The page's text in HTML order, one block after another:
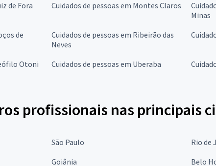
de Fora Cuidados de pessoas em Montes Claros
Minas
de
Cuidados de pessoas em Ribeirão das
Neves
Otoni Cuidados de pessoas em Uberaba
profissionais nas principais
São Paulo Rio de
Goiânia Belo